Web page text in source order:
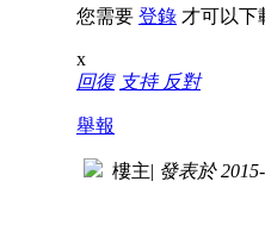
您需要 登錄 才可以下
x
回復 支持 反對
舉報
樓主| 發表於